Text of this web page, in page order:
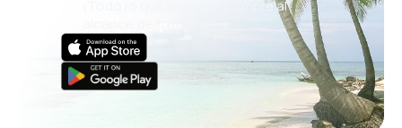
¡Todo lo que importa, siempre al